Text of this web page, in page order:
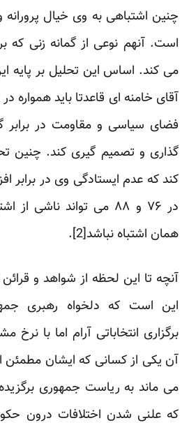
چنین اشتباهی به وی خیال پرورانه
است. آنهم نوعی از گمانه زنی که
می کند. اساس این تحلیل بر پایه
آقای خامنه ای قاعدتا باید
فضای سیاسی و مقاومت در
گذاری و تصمیم گیری کند. چنین
کند که عدم ایستادگی وی در
در ۷۶ و ۸۸ می تواند ناشی
همان اشتباه نباشد[2]
.
آنچه تا این لحظه از شواهد و
این است که دلخواه رهبری
برگزاری انتخاباتی آرام اما با
آن یکی از کسانی که ایشان مطمئن
می ماند به ریاست جمهوری
که علنی شدن اختلافات درون